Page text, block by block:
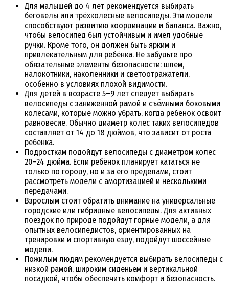
Для малышей до 4 лет рекомендуется выбирать
беговелы или трёхколесные велосипеды. Эти модели
способствуют развитию координации и баланса. Важно,
чтобы велосипед был устойчивым и имел удобные
ручки. Кроме того, он должен быть ярким и
привлекательным для ребёнка. Не забудьте про
обязательные элементы безопасности: шлем,
налокотники, наколенники и светоотражатели,
особенно в условиях плохой видимости.
Для детей в возрасте 5–9 лет следует выбирать
велосипеды с заниженной рамой и съёмными боковыми
колесами, которые можно убрать, когда ребенок освоит
равновесие. Обычно диаметр колес таких велосипедов
составляет от 14 до 18 дюймов, что зависит от роста
ребенка.
Подросткам подойдут велосипеды с диаметром колес
20–24 дюйма. Если ребёнок планирует кататься не
только по городу, но и за его пределами, стоит
рассмотреть модели с амортизацией и несколькими
передачами.
Взрослым стоит обратить внимание на универсальные
городские или гибридные велосипеды. Для активных
поездок по природе подойдут горные модели, а для
опытных велосипедистов, ориентированных на
тренировки и спортивную езду, подойдут шоссейные
модели.
Пожилым людям рекомендуется выбирать велосипеды с
низкой рамой, широким сиденьем и вертикальной
посадкой, чтобы обеспечить комфорт и безопасность.